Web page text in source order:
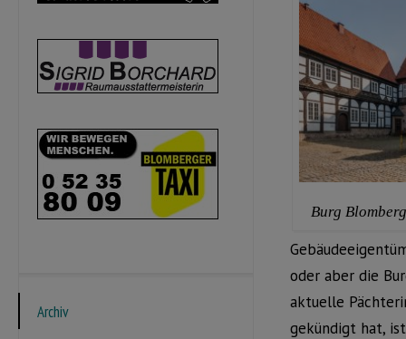
Burg
oder aber die
aktuelle
gekündigt hat,
Archiv